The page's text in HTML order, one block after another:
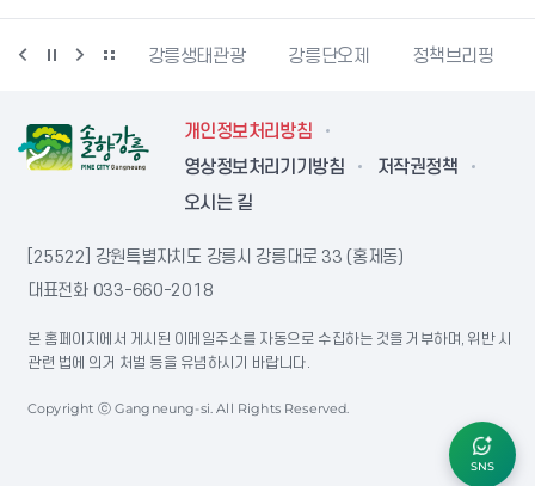
동물사랑센터 강릉생태관광 강릉단오제 정책브리핑
개인정보처리방침
영상정보처리기기방침
저작권정책
오시는 길
[25522] 강원특별자치도 강릉시 강릉대로 33 (홍제동)
대표전화 033-660-2018
본 홈페이지에서 게시된 이메일주소를 자동으로 수집하는 것을 거부하며, 위반 시
관련 법에 의거 처벌 등을 유념하시기 바랍니다.
Copyright ⓒ Gangneung-si. All Rights Reserved.
SNS